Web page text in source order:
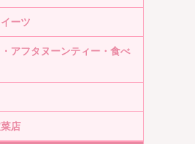
ーツ
アフタヌーンティー・食べ
店